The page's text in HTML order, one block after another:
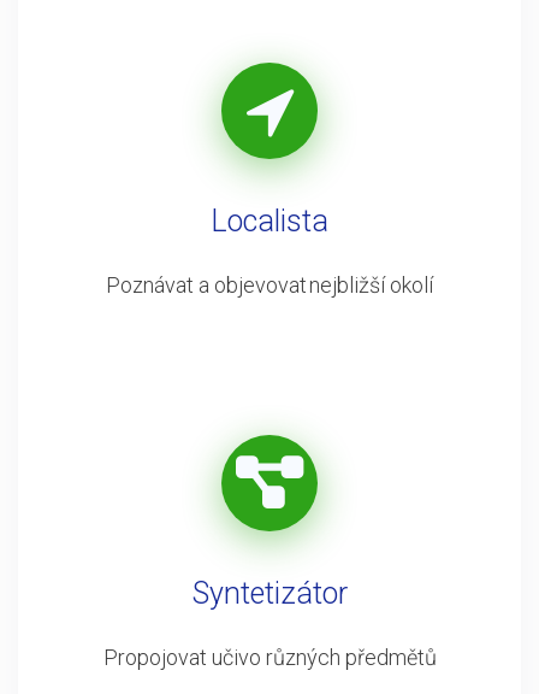
Localista
Poznávat a objevovat nejbližší okolí
Syntetizátor
Propojovat učivo různých předmětů